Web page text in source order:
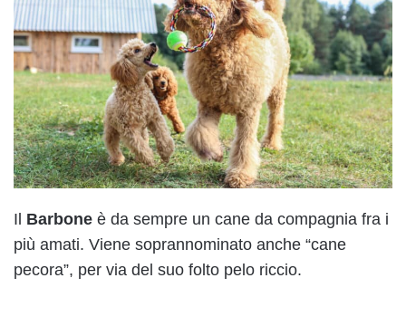
Il Barbone è da sempre un cane da compagnia fra i
più amati. Viene soprannominato anche “cane
pecora”, per via del suo folto pelo riccio.